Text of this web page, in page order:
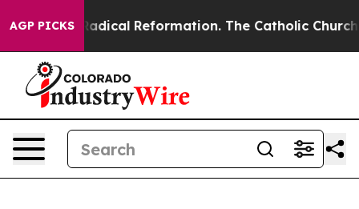
AGP PICKSRadical Reformation. The Catholic Church’s